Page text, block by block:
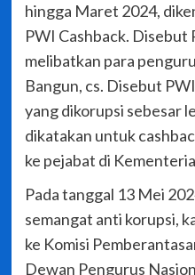
hingga Maret 2024,
PWI Cashback. Disebut
melibatkan para
Bangun, cs. Disebut
yang dikorupsi sebesar
dikatakan untuk
ke pejabat di
Pada tanggal 13 Mei
semangat anti korupsi,
ke Komisi
Dewan Pengurus